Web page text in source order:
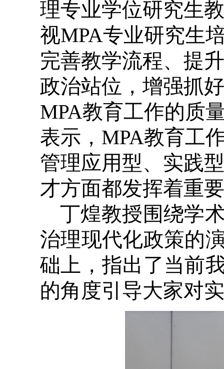
理专业学位研究生
视MPA专业研究生
完善教学流程、提
政治站位，增强抓
MPA教育工作的质
表示，MPA教育工
管理应用型、实践
才方面都发挥着重
丁煌教授围绕学
治理现代化政策的
础上，指出了当前
的角度引导大家对